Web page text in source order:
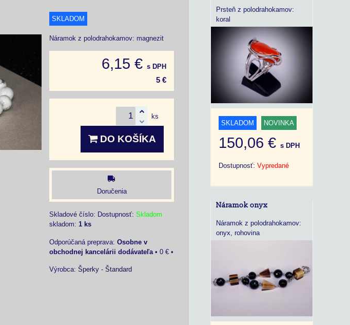
SKLADOM
Náramok z polodrahokamov: magnezit
6,15 € s DPH
5 €
ks
DO KOŠÍKA
Doručenia
Skladové číslo: Dostupnosť: Skladom
skladom: 1 ks
Osobne v
obchodnej kancelárii dodávateľa • 0 € •
Výrobca: Šperky - Štandard
Prsteň z polodrahokamov:
koral
SKLADOM NOVINKA
150,06 € s DPH
Dostupnosť: Vypredané
Náramok onyx
Náramok z polodrahokamov:
onyx, rohovina